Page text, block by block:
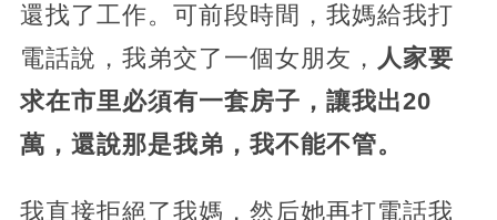
還找了工作。可前段時間，我媽給我打
電話說，我弟交了一個女朋友， 人家要
求在市里必須有一套房子，讓我出20
萬，還說那是我弟，我不能不管。
我直接拒絕了我媽，然后她再打電話我